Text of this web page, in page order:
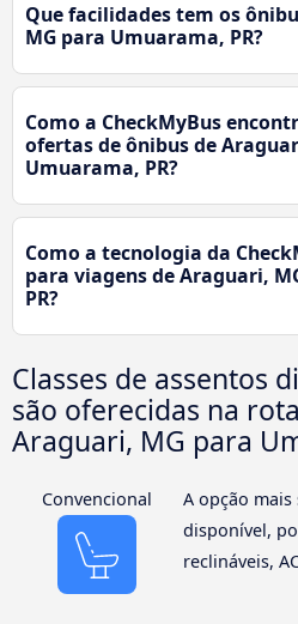
Que facilidades tem os
MG para Umuarama, PR?
Como a CheckMyBus
ofertas de ônibus de
Umuarama, PR?
Como a tecnologia da
para viagens de Araguari,
PR?
Classes de assentos
são oferecidas na
Araguari, MG para
Convencional
A opção
disponível,
reclináveis,